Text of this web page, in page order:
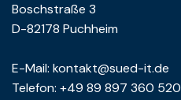
Boschstraße 3
D-82178 Puchheim
E-Mail: kontakt@sued-it.de
Telefon: +49 89 897 360 520